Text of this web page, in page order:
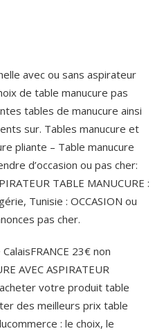
avec ou sans aspirateur
de table manucure pas
tables de manucure ainsi
sur. Tables manucure et
pliante – Table manucure
d’occasion ou pas cher:
TABLE MANUCURE :
Tunisie : OCCASION ou
pas cher.
23€ non
AVEC ASPIRATEUR
acheter votre produit table
des meilleurs prix table
: le choix, le